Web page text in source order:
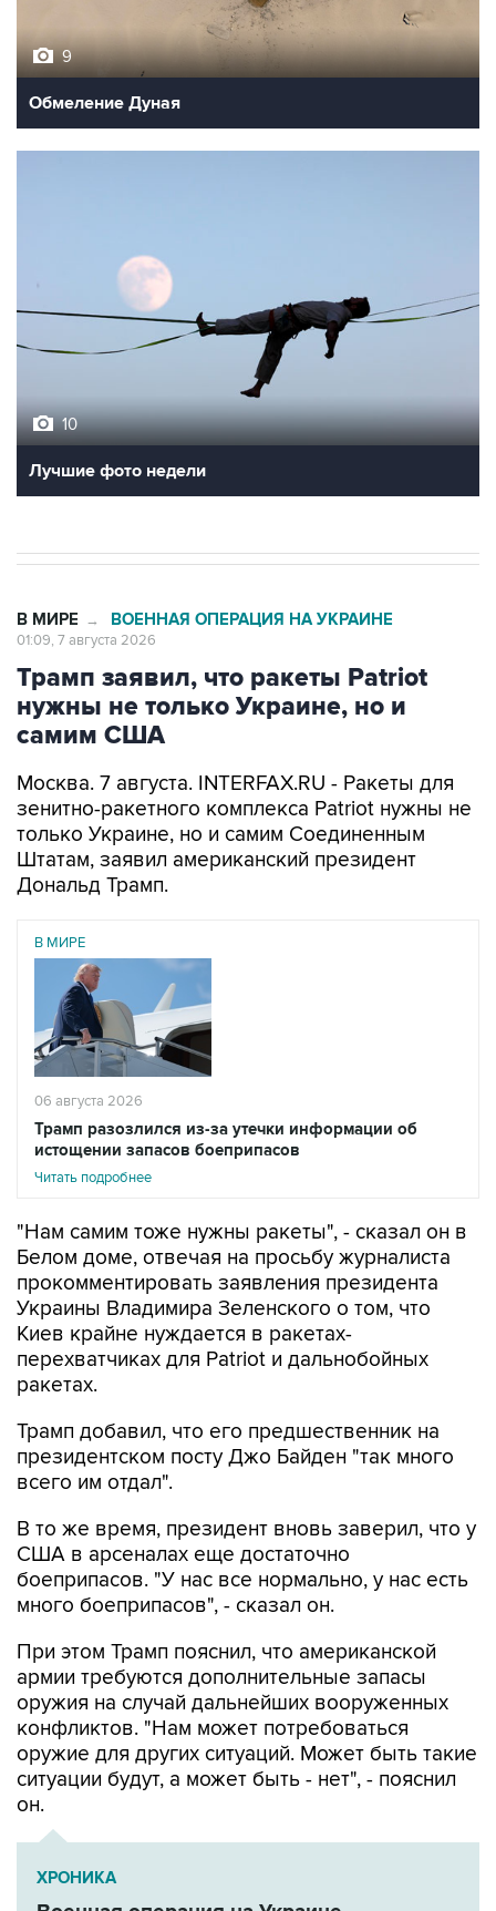
Обмеление Дуная
Лучшие фото недели
Трамп заявил, что ракеты Patriot
нужны не только Украине, но и
самим США
Москва. 7 августа. INTERFAX.RU - Ракеты для
только Украине, но и самим Соединенным
Штатам, заявил американский президент
Дональд Трамп.
В МИРЕ
06 августа 2026
Трамп разозлился из-за утечки информации об
истощении запасов боеприпасов
Читать подробнее
"Нам самим тоже нужны ракеты", - сказал он в
прокомментировать заявления президента
Украины Владимира Зеленского о том, что
Киев крайне нуждается в ракетах-
перехватчиках для Patriot и дальнобойных
ракетах.
Трамп добавил, что его предшественник на
всего им отдал".
В то же время, президент вновь заверил, что у
боеприпасов. "У нас все нормально, у нас есть
много боеприпасов", - сказал он.
При этом Трамп пояснил, что американской
оружия на случай дальнейших вооруженных
конфликтов. "Нам может потребоваться
оружие для других ситуаций. Может быть такие
ситуации будут, а может быть - нет", - пояснил
он.
ХРОНИКА
Военная операция на Украине